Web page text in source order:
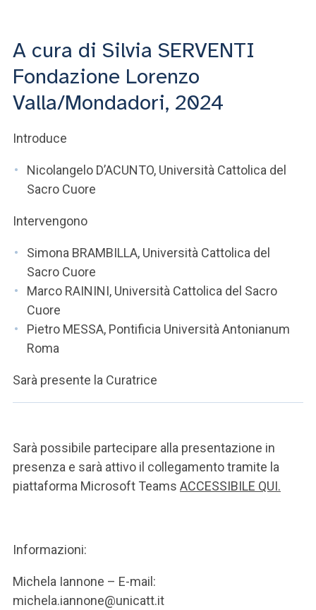
ACCEDI A CLOUDMAIL
A cura di Silvia SERVENTI
Fondazione Lorenzo
Valla/Mondadori, 2024
Introduce
Nicolangelo D’ACUNTO, Università Cattolica del
Sacro Cuore
Intervengono
Simona BRAMBILLA, Università Cattolica del
Sacro Cuore
Marco RAININI, Università Cattolica del Sacro
Cuore
Pietro MESSA, Pontificia Università Antonianum
Roma
Sarà presente la Curatrice
Sarà possibile partecipare alla presentazione in
presenza e sarà attivo il collegamento tramite la
piattaforma Microsoft Teams ACCESSIBILE QUI.
Informazioni:
Michela Iannone – E-mail:
michela.iannone@unicatt.it